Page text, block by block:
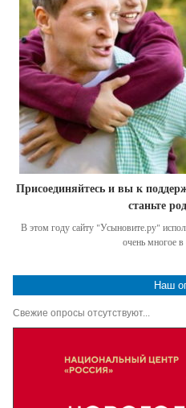
Присоединяйтесь и вы к
станьте
В этом году сайту "Усыновите.ру"
очень многое
Наш
Свежие опросы отсутствуют...